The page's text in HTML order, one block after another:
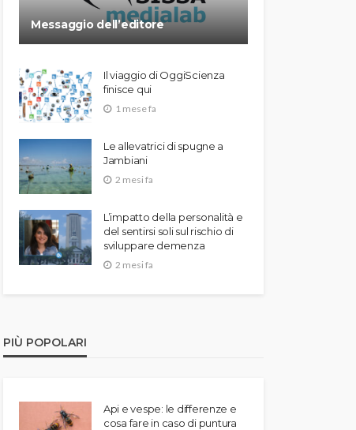
Messaggio dell’editore
Il viaggio di OggiScienza
finisce qui
1 mese fa
Le allevatrici di spugne a
Jambiani
2 mesi fa
L’impatto della personalità e
del sentirsi soli sul rischio di
sviluppare demenza
2 mesi fa
PIÙ POPOLARI
Api e vespe: le differenze e
cosa fare in caso di puntura